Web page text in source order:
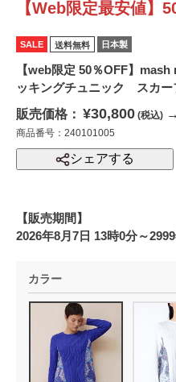
【Web限定最安値】
SALE 送料無料 日本製
【web限定 50％OFF】
ッキングチュニック スカー
販売価格： ¥30,800 (税込) →
商品番号：240101005
シェアする
【販売期間】
2026年8月7日 13時0分～
カラー